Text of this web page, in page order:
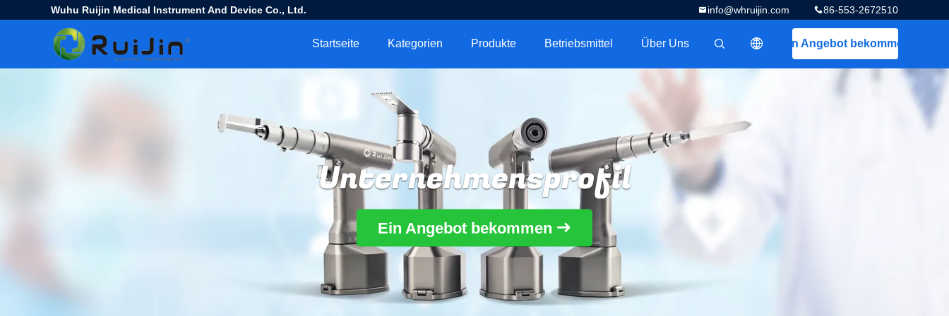
Wuhu Ruijin Medical Instrument And Device Co., Ltd. 86-553-2672510
info@whruijin.com
Ein Angebot bekommen
Startseite Kategorien Produkte Betriebsmittel Über Uns
Unternehmensprofil
Ein Angebot bekommen